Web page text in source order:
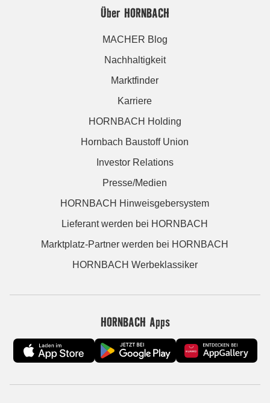
Über HORNBACH
MACHER Blog
Nachhaltigkeit
Marktfinder
Karriere
HORNBACH Holding
Hornbach Baustoff Union
Investor Relations
Presse/Medien
HORNBACH Hinweisgebersystem
Lieferant werden bei HORNBACH
Marktplatz-Partner werden bei HORNBACH
HORNBACH Werbeklassiker
HORNBACH Apps